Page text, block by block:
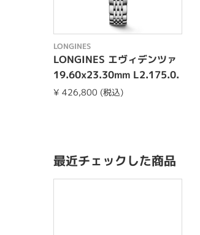
LONGINES
LONGINES エヴィデンツァ
19.60x23.30mm L2.175.0.
71.6
¥ 426,800 (税込)
最近チェックした商品